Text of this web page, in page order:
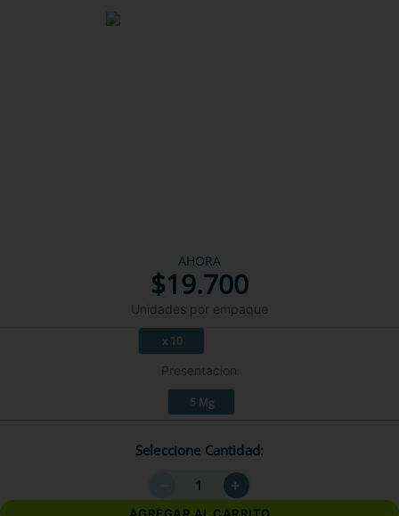
AHORA
$19.700
Unidades por empaque
x 10
Presentacion
5 Mg
Seleccione Cantidad
＋